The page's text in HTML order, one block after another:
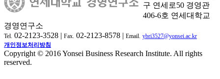
구 연세로50 경영관
406-6호 연세대학교
경영연구소
Tel. 02-2123-3528 | Fax. 02-2123-8578 | Email. ybri3527@yonsei.ac.kr
개인정보처리방침
Copyright © 2016 Yonsei Business Research Institute. All rights
reserved.